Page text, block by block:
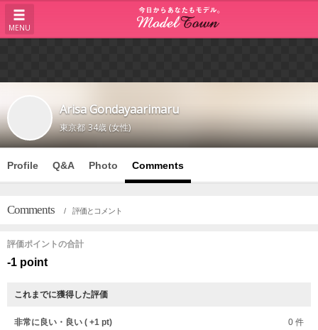
MENU
Arisa Gondayaarimaru
東京都 34歳 (女性)
Profile Q&A Photo Comments
Comments / 評価とコメント
評価ポイントの合計
-1 point
これまでに獲得した評価
非常に良い・良い ( +1 pt)
0 件